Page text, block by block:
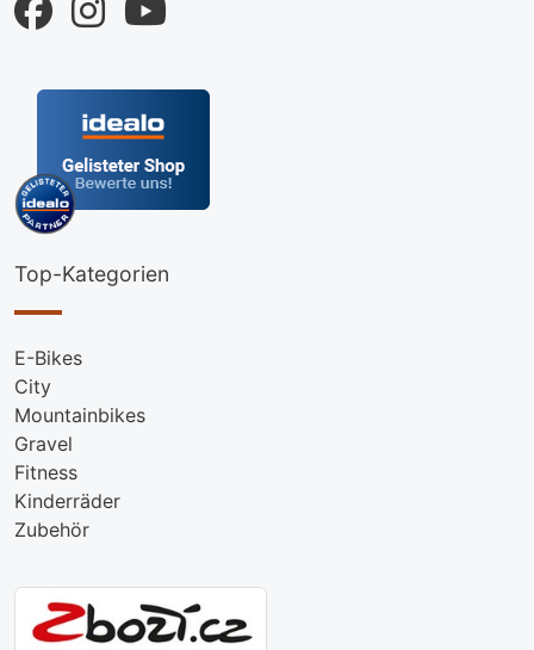
Top-Kategorien
E-Bikes
City
Mountainbikes
Gravel
Fitness
Kinderräder
Zubehör